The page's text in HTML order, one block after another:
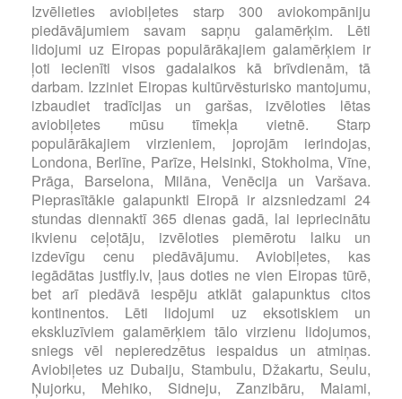
Izvēlieties aviobiļetes starp 300 aviokompāniju
piedāvājumiem savam sapņu galamērķim. Lēti
lidojumi uz Eiropas populārākajiem galamērķiem ir
ļoti iecienīti visos gadalaikos kā brīvdienām, tā
darbam. Izziniet Eiropas kultūrvēsturisko mantojumu,
izbaudiet tradīcijas un garšas, izvēloties lētas
aviobiļetes mūsu tīmekļa vietnē. Starp
populārākajiem virzieniem, joprojām ierindojas,
Londona, Berlīne, Parīze, Helsinki, Stokholma, Vīne,
Prāga, Barselona, Milāna, Venēcija un Varšava.
Pieprasītākie galapunkti Eiropā ir aizsniedzami 24
stundas diennaktī 365 dienas gadā, lai iepriecinātu
ikvienu ceļotāju, izvēloties piemērotu laiku un
izdevīgu cenu piedāvājumu. Aviobiļetes, kas
iegādātas justfly.lv, ļaus doties ne vien Eiropas tūrē,
bet arī piedāvā iespēju atklāt galapunktus citos
kontinentos. Lēti lidojumi uz eksotiskiem un
ekskluzīviem galamērķiem tālo virzienu lidojumos,
sniegs vēl nepieredzētus iespaidus un atmiņas.
Aviobiļetes uz Dubaiju, Stambulu, Džakartu, Seulu,
Ņujorku, Mehiko, Sidneju, Zanzibāru, Maiami,